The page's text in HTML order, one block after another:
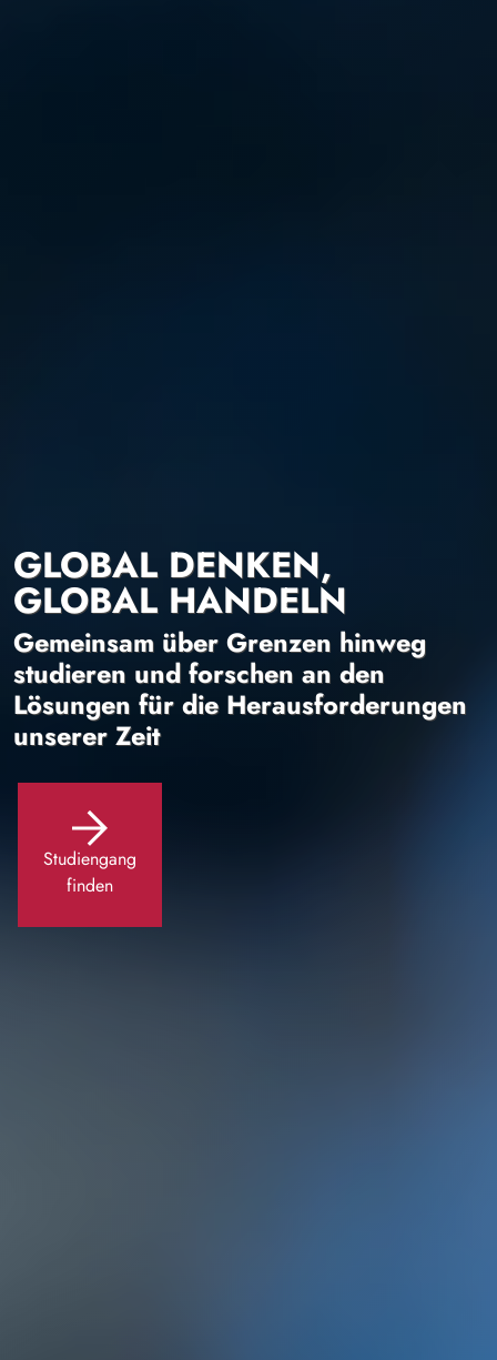
GLOBAL DENKEN,
GLOBAL HANDELN
Gemeinsam über Grenzen hinweg
studieren und forschen an den
Lösungen für die Herausforderungen
unserer Zeit
Studiengang
finden